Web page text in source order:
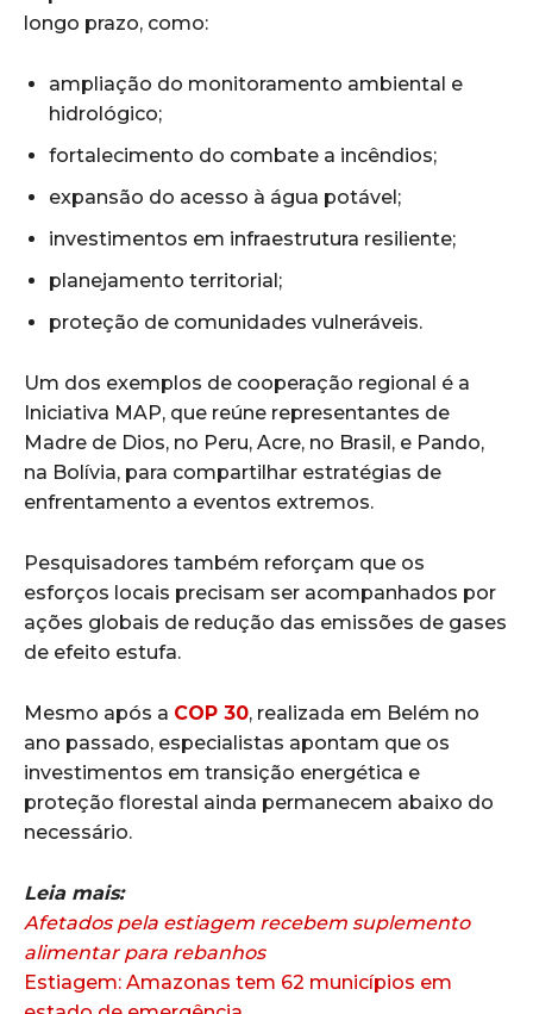
longo prazo, como:
ampliação do monitoramento ambiental e
hidrológico;
fortalecimento do combate a incêndios;
expansão do acesso à água potável;
investimentos em infraestrutura resiliente;
planejamento territorial;
proteção de comunidades vulneráveis.
Um dos exemplos de cooperação regional é a
Iniciativa MAP, que reúne representantes de
Madre de Dios, no Peru, Acre, no Brasil, e Pando,
na Bolívia, para compartilhar estratégias de
enfrentamento a eventos extremos.
Pesquisadores também reforçam que os
esforços locais precisam ser acompanhados por
ações globais de redução das emissões de gases
de efeito estufa.
Mesmo após a COP 30, realizada em Belém no
ano passado, especialistas apontam que os
investimentos em transição energética e
proteção florestal ainda permanecem abaixo do
necessário.
Leia mais:
Afetados pela estiagem recebem suplemento
alimentar para rebanhos
Estiagem: Amazonas tem 62 municípios em